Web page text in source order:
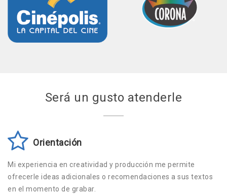
Será un gusto atenderle
Orientación
Mi experiencia en creatividad y producción me permite
ofrecerle ideas adicionales o recomendaciones a sus textos
en el momento de grabar.